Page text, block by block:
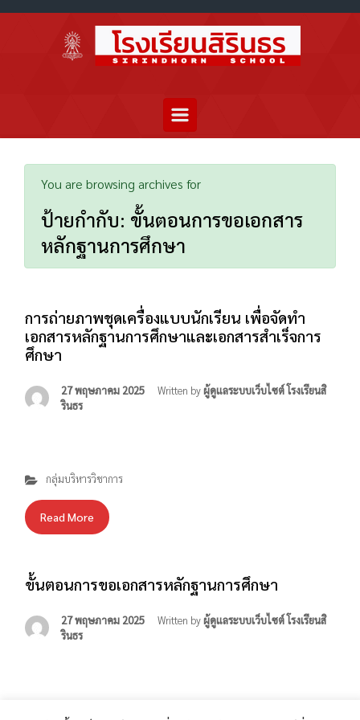
You are browsing archives for
ป้ายกำกับ: ขั้นตอนการขอเอกสาร
หลักฐานการศึกษา
การถ่ายภาพชุดเครื่องแบบนักเรียน เพื่อจัดทำ
เอกสารหลักฐานการศึกษาและเอกสารสำเร็จการ
ศึกษา
27 พฤษภาคม 2025 Written byผู้ดูแลระบบเว็บไซต์ โรงเรียนสิ
รินธร
กลุ่มบริหารวิชาการ
Read More
ขั้นตอนการขอเอกสารหลักฐานการศึกษา
27 พฤษภาคม 2025 Written byผู้ดูแลระบบเว็บไซต์ โรงเรียนสิ
รินธร